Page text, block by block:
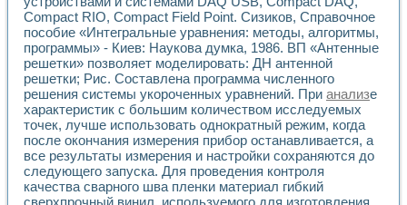
Compact RIO, Compact Field Point. Сизиков, Справочное
пособие «Интегральные уравнения: методы, алгоритмы,
программы» - Киев: Наукова думка, 1986. ВП «Антенные
решетки» позволяет моделировать: ДН антенной
решетки; Рис. Составлена программа численного
решения системы укороченных уравнений. При анализе
характеристик с большим количеством исследуемых
точек, лучше использовать однократный режим, когда
после окончания измерения прибор останавливается, а
все результаты измерения и настройки сохраняются до
следующего запуска. Для проведения контроля
качества сварного шва пленки материал гибкий